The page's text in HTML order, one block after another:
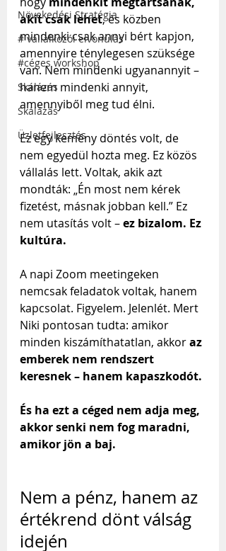
Növekedési Stratégia
# vállalkozói elvonulás
#céges workshop
Skálázás
Skálázás
Üzletfejlesztés
akit csak lehet, és közben
mindenki csak annyi bért kapjon,
amennyire ténylegesen szüksége
van. Nem mindenki ugyanannyit –
hanem mindenki annyit,
amennyiből meg tud élni.
Ez egy kemény döntés volt, de
nem egyedül hozta meg. Ez közös
vállalás lett. Voltak, akik azt
mondták: „Én most nem kérek
fizetést, másnak jobban kell.” Ez
nem utasítás volt – ez bizalom. Ez
kultúra.
A napi Zoom meetingeken
nemcsak feladatok voltak, hanem
kapcsolat. Figyelem. Jelenlét. Mert
Niki pontosan tudta: amikor
minden kiszámíthatatlan, akkor az
emberek nem rendszert
keresnek – hanem kapaszkodót.
És ha ezt a céged nem adja meg,
akkor senki nem fog maradni,
amikor jön a baj.
Nem a pénz, hanem az
értékrend dönt válság
idején